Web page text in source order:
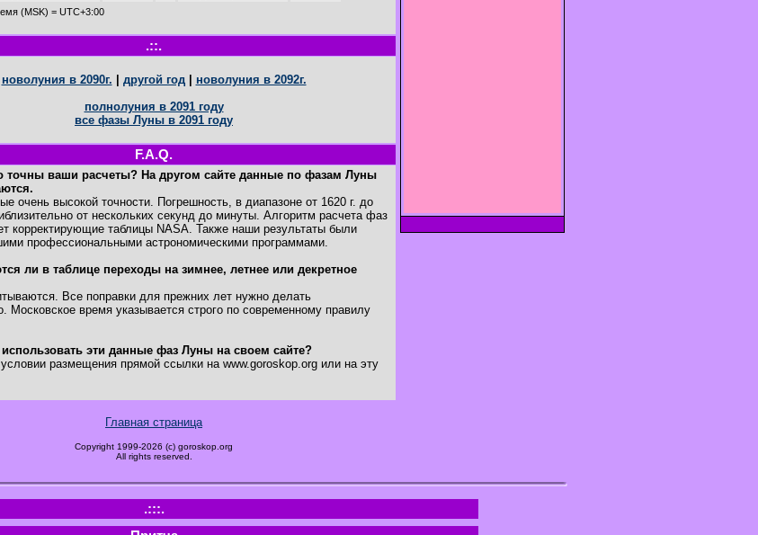
(MSK) = UTC+3:00
.::.
новолуния в 2090г. другой год| новолуния в 2092г.
полнолуния в 2091 году
все фазы Луны в 2091 году
F.A.Q.
точны ваши расчеты? На другом сайте данные по фазам Луны
очень высокой точности. Погрешность, в диапазоне от 1620 г. до
от нескольких секунд до минуты. Алгоритм расчета фаз
корректирующие таблицы NASA. Также наши результаты были
профессиональными астрономическими программами.
ли в таблице переходы на зимнее, летнее или декретное
Все поправки для прежних лет нужно делать
Московское время указывается строго по современному правилу
эти данные фаз Луны на своем сайте?
размещения прямой ссылки на www.goroskop.org или на эту
Главная страница
Copyright 1999-2026 (c) goroskop.org
All rights reserved.
.:::.